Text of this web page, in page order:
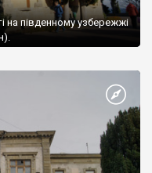
на південному узбережжі